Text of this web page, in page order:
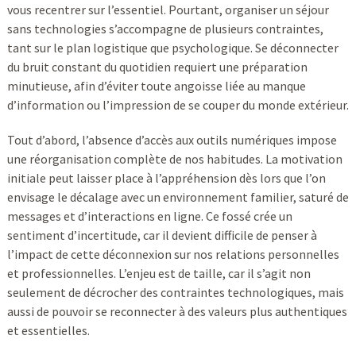
vous recentrer sur l’essentiel. Pourtant, organiser un séjour
sans technologies s’accompagne de plusieurs contraintes,
tant sur le plan logistique que psychologique. Se déconnecter
du bruit constant du quotidien requiert une préparation
minutieuse, afin d’éviter toute angoisse liée au manque
d’information ou l’impression de se couper du monde extérieur.
Tout d’abord, l’absence d’accès aux outils numériques impose
une réorganisation complète de nos habitudes. La motivation
initiale peut laisser place à l’appréhension dès lors que l’on
envisage le décalage avec un environnement familier, saturé de
messages et d’interactions en ligne. Ce fossé crée un
sentiment d’incertitude, car il devient difficile de penser à
l’impact de cette déconnexion sur nos relations personnelles
et professionnelles. L’enjeu est de taille, car il s’agit non
seulement de décrocher des contraintes technologiques, mais
aussi de pouvoir se reconnecter à des valeurs plus authentiques
et essentielles.